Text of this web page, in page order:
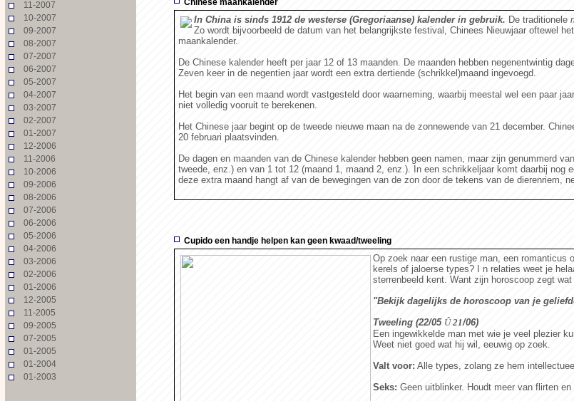
11-2007
10-2007
09-2007
08-2007
07-2007
06-2007
05-2007
04-2007
03-2007
02-2007
01-2007
12-2006
11-2006
10-2006
09-2006
08-2006
07-2006
06-2006
05-2006
04-2006
03-2006
02-2006
01-2006
12-2005
11-2005
09-2005
07-2005
01-2005
01-2004
01-2003
In China is sinds 1912 de westerse (Gregoriaanse) kalender in gebruik. De traditionele
Zo wordt bijvoorbeeld de datum van het belangrijkste festival, Chinees Nieuwjaar oftewel
maankalender.
De Chinese kalender heeft per jaar 12 of 13 maanden. De maanden hebben negenentwintig
Zeven keer in de negentien jaar wordt een extra dertiende (schrikkel)maand ingevoegd.
Het begin van een maand wordt vastgesteld door waarneming, waarbij meestal wel een paar
niet volledig vooruit te berekenen.
Het Chinese jaar begint op de tweede nieuwe maan na de zonnewende van 21 december.
20 februari plaatsvinden.
De dagen en maanden van de Chinese kalender hebben geen namen, maar zijn genummerd
tweede, enz.) en van 1 tot 12 (maand 1, maand 2, enz.). In een schrikkeljaar komt daarbij nog
deze extra maand hangt af van de bewegingen van de zon door de tekens van de dierenriem,
Cupido een handje helpen kan geen kwaad/tweeling
Op zoek naar een rustige man, een romanticus
kerels of jaloerse types? I n relaties weet je
sterrenbeeld kent. Want zijn horoscoop zegt
"Bekijk dagelijks de horoscoop van je
Tweeling (22/05 Û21/06)
Een ingewikkelde man met wie je veel plezier
Weet niet goed wat hij wil, eeuwig op zoek.
Valt voor: Alle types, zolang ze hem
Seks: Geen uitblinker. Houdt meer van flirten